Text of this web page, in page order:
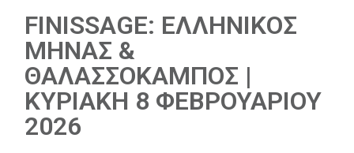
FINISSAGE: ΕΛΛΗΝΙΚΟΣ
ΜΗΝΑΣ &
ΘΑΛΑΣΣΟΚΑΜΠΟΣ |
ΚΥΡΙΑΚΗ 8 ΦΕΒΡΟΥΑΡΙΟΥ
2026